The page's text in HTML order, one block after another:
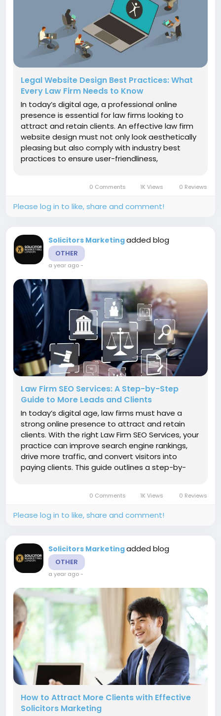
Legal Website Design Best Practices: What
Every Law Firm Needs to Know
In today’s digital age, a professional online
presence is essential for law firms looking to
attract and retain clients. An effective law firm
website design must not only look aesthetically
pleasing but also comply with industry best
practices to ensure user-friendliness,
0 Comments 1K Views 0 Reviews
Please log in to like, share and comment!
Solicitors Marketingadded blog
OTHER
a year ago-
Law Firm SEO Services: A Step-by-Step
Guide to More Leads and Clients
In today’s digital age, law firms must have a
strong online presence to attract and retain
clients. With the right Law Firm SEO Services, your
practice can improve search engine rankings,
drive more traffic, and convert visitors into
paying clients. This guide outlines a step-by-
0 Comments 1K Views 0 Reviews
Please log in to like, share and comment!
Solicitors Marketingadded blog
OTHER
a year ago-
How to Attract More Clients with Effective
Solicitors Marketing